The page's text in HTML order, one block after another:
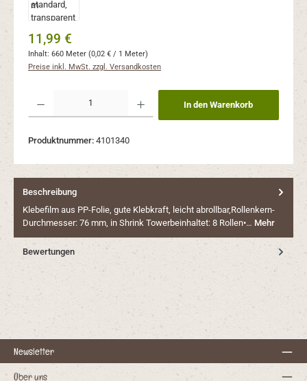
Regulärer Preis:
11,99 €
Inhalt: 660 Meter (0,02 € / 1 Meter)
Preise inkl. MwSt. zzgl. Versandkosten
In den Warenkorb
Produktnummer: 4101340
Beschreibung
Klebefilm aus PP-Folie, gute Klebkraft, leicht abrollbar,Rollenkern-
Durchmesser: 76 mm, in Shrink Towerbeinhaltet: 8 Rollen•… Mehr
Bewertungen
Newsletter
Über uns